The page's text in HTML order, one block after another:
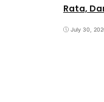
Rata,
July 30,